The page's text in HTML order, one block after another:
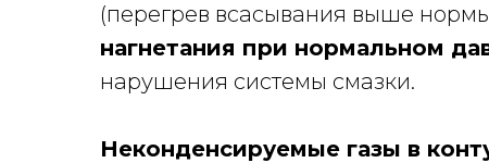
(перегрев всасывания выше
нагнетания при нормальном
нарушения системы смазки.
Неконденсируемые газы в